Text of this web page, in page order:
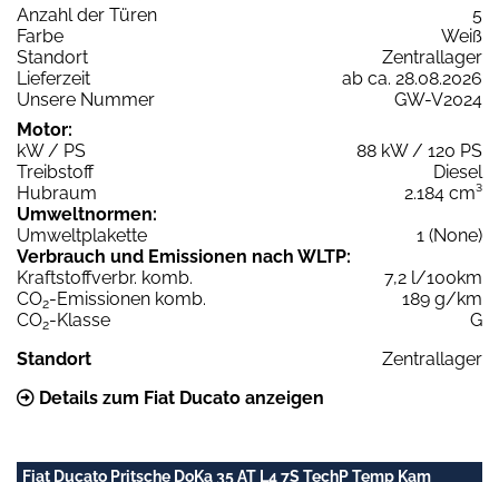
Anzahl der Türen
5
Farbe
Weiß
Standort
Zentrallager
Lieferzeit
ab ca. 28.08.2026
Unsere Nummer
GW-V2024
Motor:
kW / PS
88 kW / 120 PS
Treibstoff
Diesel
Hubraum
2.184 cm³
Umweltnormen:
Umweltplakette
1 (None)
Verbrauch und Emissionen nach WLTP:
Kraftstoffverbr. komb.
7,2 l/100km
CO2-Emissionen komb.
189 g/km
CO2-Klasse
G
Standort
Zentrallager
Details zum Fiat Ducato anzeigen
Fiat Ducato Pritsche DoKa 35 AT L4 7S TechP Temp Kam